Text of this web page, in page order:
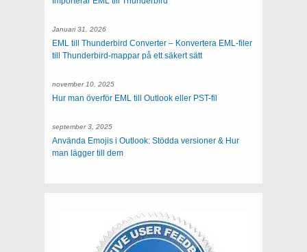
Januari 31, 2026
EML till Thunderbird Converter – Konvertera EML-filer
till Thunderbird-mappar på ett säkert sätt
november 10, 2025
Hur man överför EML till Outlook eller PST-fil
september 3, 2025
Använda Emojis i Outlook: Stödda versioner & Hur
man lägger till dem